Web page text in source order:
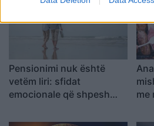
Pensionimi nuk është
vetëm liri: sfidat
emocionale që shpesh
me